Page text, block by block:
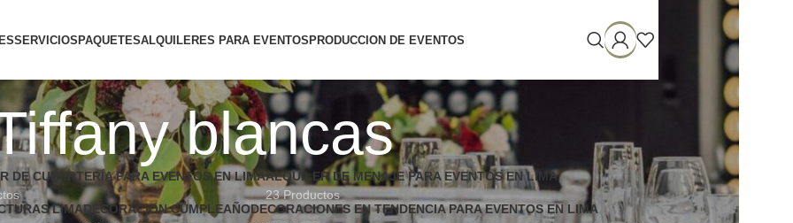
SERVICIOSPAQUETESALQUILERES PARA EVENTOSPRODUCCION DE EVENTOS
blancas
DE CUBERTERÍA PARA EVENTOS EN LIMAALQUILER DE MENAJE PARA EVENTOS EN LIMA
23 Productos
LIMADECORACION CUMPLEAÑODECORACIONES EN TENDENCIA PARA EVENTOS EN LIMA